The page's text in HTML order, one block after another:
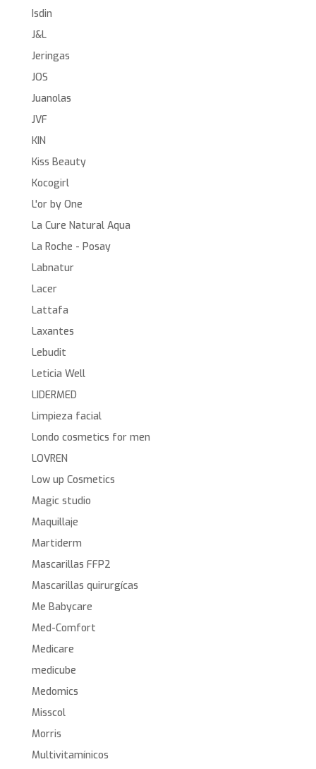
Isdin
J&L
Jeringas
JOS
Juanolas
JVF
KIN
Kiss Beauty
Kocogirl
L'or by One
La Cure Natural Aqua
La Roche - Posay
Labnatur
Lacer
Lattafa
Laxantes
Lebudit
Leticia Well
LIDERMED
Limpieza facial
Londo cosmetics for men
LOVREN
Low up Cosmetics
Magic studio
Maquillaje
Martiderm
Mascarillas FFP2
Mascarillas quirurgícas
Me Babycare
Med-Comfort
Medicare
medicube
Medomics
Misscol
Morris
Multivitamínicos